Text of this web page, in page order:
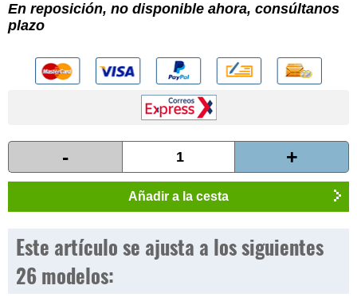
En reposición, no disponible ahora, consúltanos
plazo
- +
Añadir a la cesta
Este artículo se ajusta a los siguientes
26 modelos: